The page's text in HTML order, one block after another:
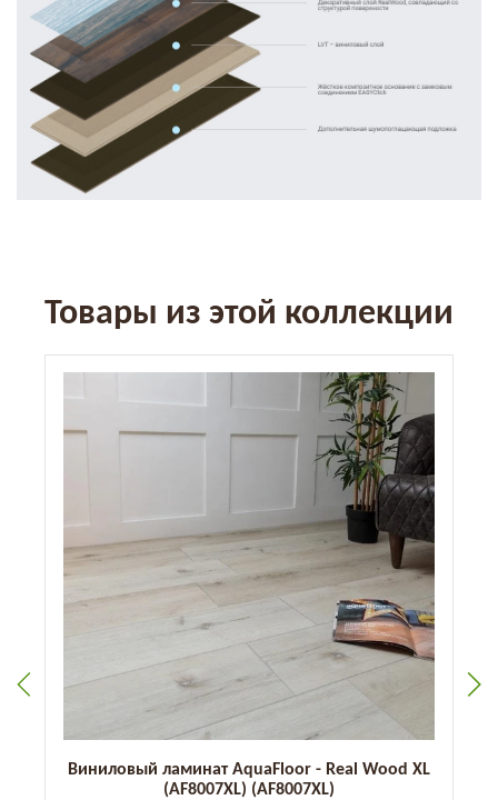
Товары из этой коллекции
Виниловый ламинат AquaFloor - Real Wood XL
(AF8007XL) (AF8007XL)